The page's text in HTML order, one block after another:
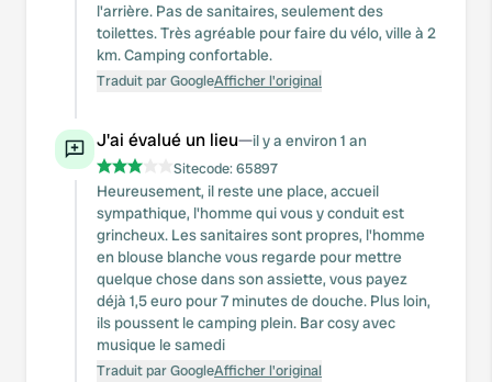
l'arrière. Pas de sanitaires, seulement des
toilettes. Très agréable pour faire du vélo, ville à 2
km. Camping confortable.
Traduit par GoogleAfficher l'original
J'ai évalué un lieu—il y a environ 1 an
Sitecode:65897
Heureusement, il reste une place, accueil
sympathique, l'homme qui vous y conduit est
grincheux. Les sanitaires sont propres, l'homme
en blouse blanche vous regarde pour mettre
quelque chose dans son assiette, vous payez
déjà 1,5 euro pour 7 minutes de douche. Plus loin,
ils poussent le camping plein. Bar cosy avec
musique le samedi
Traduit par GoogleAfficher l'original